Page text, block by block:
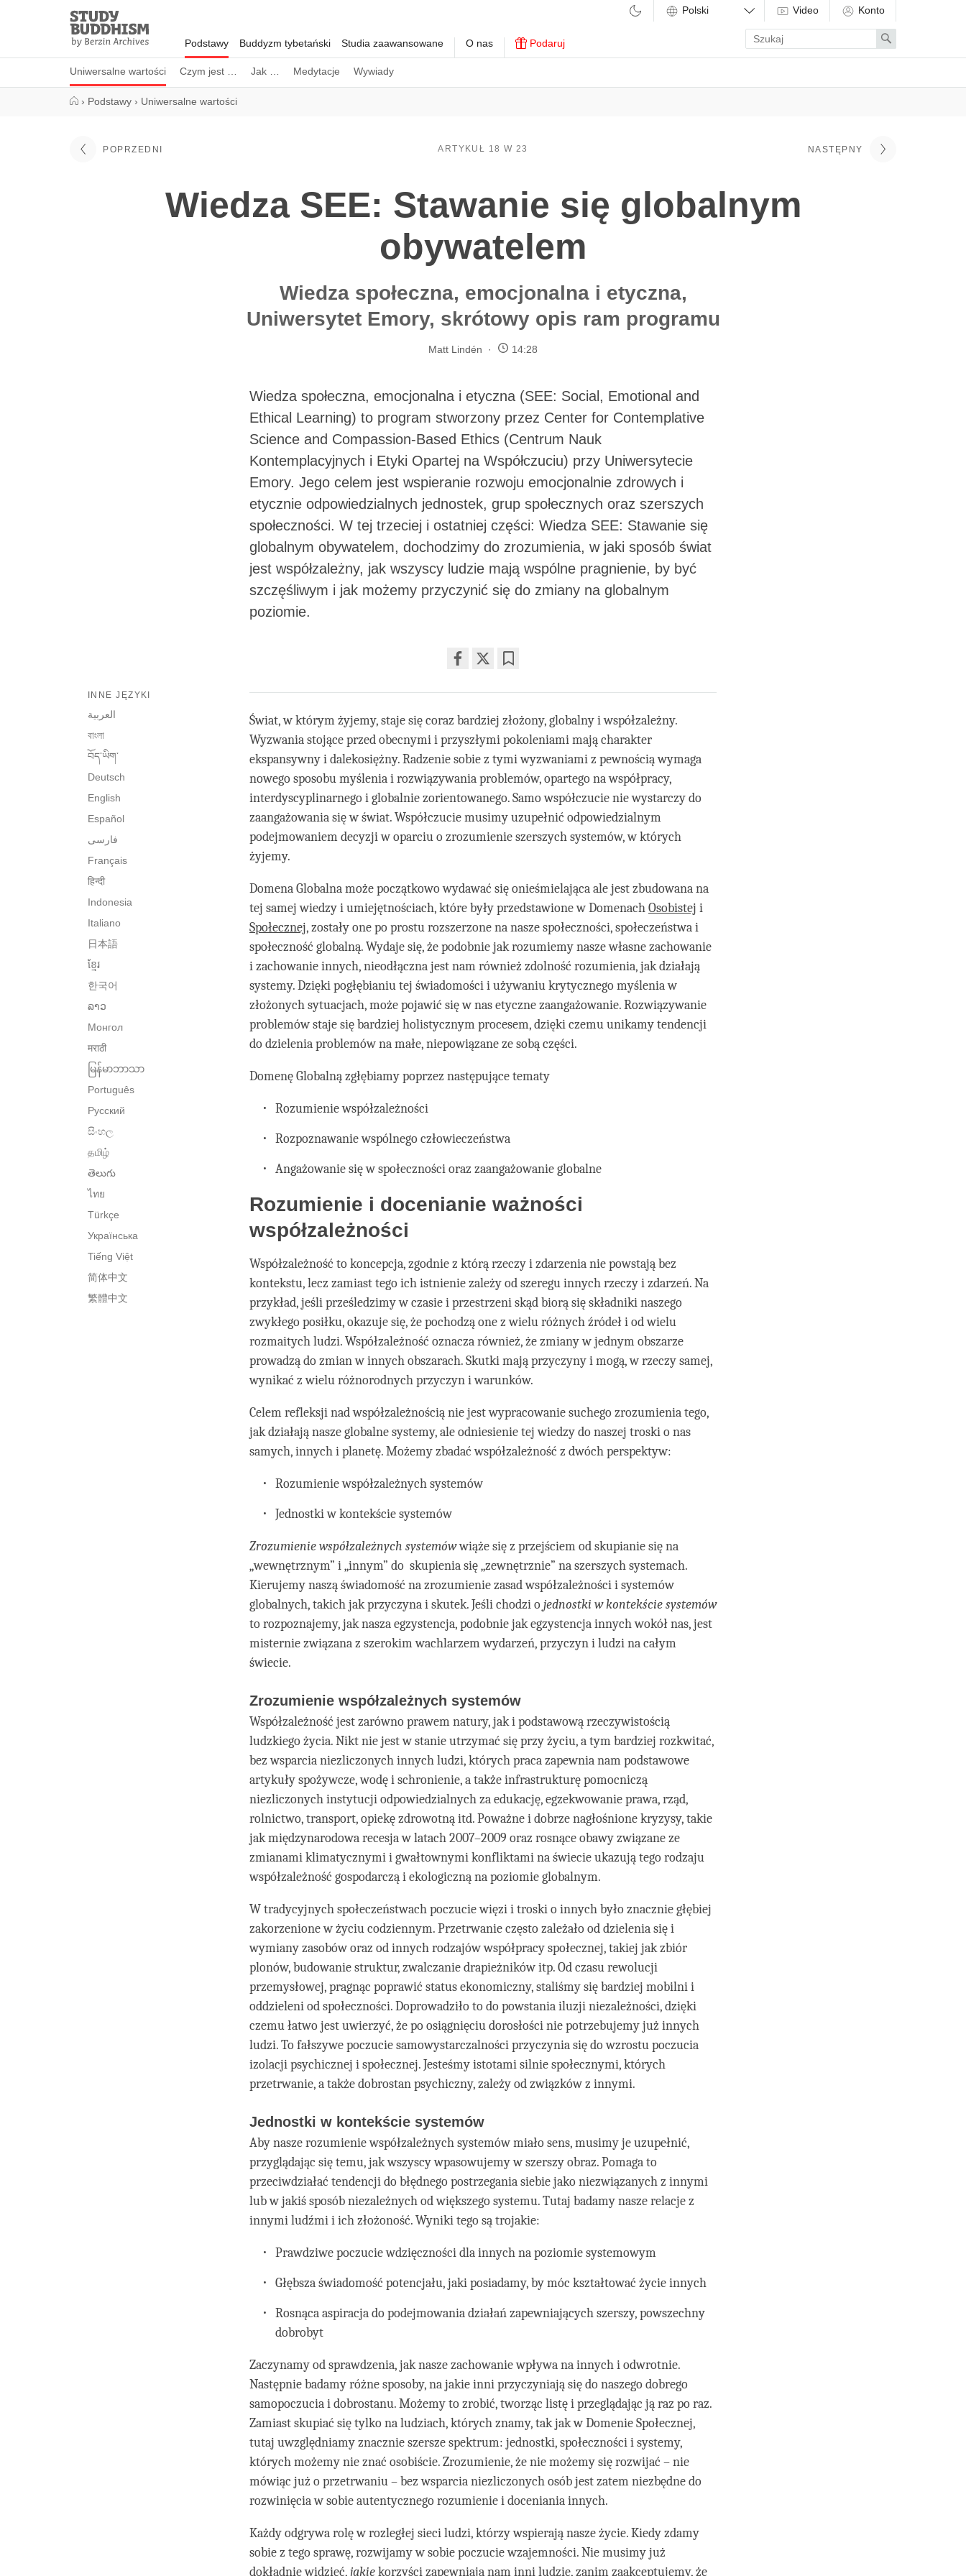
Study
Buddhism
Home
Podstawy
Uniwersalne wartości Czym jest … Jak … Medytacje Wywiady
Buddyzm tybetański Studia zaawansowane O nas Podaruj
Video Konto
Enter
search
term
Search
› Podstawy › Uniwersalne wartości
POPRZEDNI ARTYKUŁ 18 W 23 NASTĘPNY
Wiedza SEE: Stawanie się globalnym
obywatelem
Wiedza społeczna, emocjonalna i etyczna,
Uniwersytet Emory, skrótowy opis ram programu
Matt Lindén 14:28
Wiedza społeczna, emocjonalna i etyczna (SEE: Social, Emotional and
Ethical Learning) to program stworzony przez Center for Contemplative
Science and Compassion-Based Ethics (Centrum Nauk
Kontemplacyjnych i Etyki Opartej na Współczuciu) przy Uniwersytecie
Emory. Jego celem jest wspieranie rozwoju emocjonalnie zdrowych i
etycznie odpowiedzialnych jednostek, grup społecznych oraz szerszych
społeczności. W tej trzeciej i ostatniej części: Wiedza SEE: Stawanie się
globalnym obywatelem, dochodzimy do zrozumienia, w jaki sposób świat
jest współzależny, jak wszyscy ludzie mają wspólne pragnienie, by być
szczęśliwym i jak możemy przyczynić się do zmiany na globalnym
poziomie.
on
facebook
INNE JĘZYKI
العربية
বাংলা
བོད་ཡིག་
Deutsch
English
Español
فارسی
Français
हिन्दी
Indonesia
Italiano
日本語
ខ្មែរ
한국어
ລາວ
Монгол
मराठी
မြန်မာဘာသာ
Português
Русский
සිංහල
தமிழ்
తెలుగు
ไทย
Türkçe
Українська
Tiếng Việt
简体中文
繁體中文
Świat, w którym żyjemy, staje się coraz bardziej złożony, globalny i współzależny.
Wyzwania stojące przed obecnymi i przyszłymi pokoleniami mają charakter
ekspansywny i dalekosiężny. Radzenie sobie z tymi wyzwaniami z pewnością wymaga
nowego sposobu myślenia i rozwiązywania problemów, opartego na współpracy,
interdyscyplinarnego i globalnie zorientowanego. Samo współczucie nie wystarczy do
zaangażowania się w świat. Współczucie musimy uzupełnić odpowiedzialnym
podejmowaniem decyzji w oparciu o zrozumienie szerszych systemów, w których
żyjemy.
Domena Globalna może początkowo wydawać się onieśmielająca ale jest zbudowana na
tej samej wiedzy i umiejętnościach, które były przedstawione w DomenachOsobistej i
Społecznej, zostały one po prostu rozszerzone na nasze społeczności, społeczeństwa i
społeczność globalną. Wydaje się, że podobnie jak rozumiemy nasze własne zachowanie
i zachowanie innych, nieodłączna jest nam również zdolność rozumienia, jak działają
systemy. Dzięki pogłębianiu tej świadomości i używaniu krytycznego myślenia w
złożonych sytuacjach, może pojawić się w nas etyczne zaangażowanie. Rozwiązywanie
problemów staje się bardziej holistycznym procesem, dzięki czemu unikamy tendencji
do dzielenia problemów na małe, niepowiązane ze sobą części.
Domenę Globalną zgłębiamy poprzez następujące tematy
Rozumienie współzależności
Rozpoznawanie wspólnego człowieczeństwa
Angażowanie się w społeczności oraz zaangażowanie globalne
Rozumienie i docenianie ważności
współzależności
Współzależność to koncepcja, zgodnie z którą rzeczy i zdarzenia nie powstają bez
kontekstu, lecz zamiast tego ich istnienie zależy od szeregu innych rzeczy i zdarzeń. Na
przykład, jeśli prześledzimy w czasie i przestrzeni skąd biorą się składniki naszego
zwykłego posiłku, okazuje się, że pochodzą one z wielu różnych źródeł i od wielu
rozmaitych ludzi. Współzależność oznacza również, że zmiany w jednym obszarze
prowadzą do zmian w innych obszarach. Skutki mają przyczyny i mogą, w rzeczy samej,
wynikać z wielu różnorodnych przyczyn i warunków.
Celem refleksji nad współzależnością nie jest wypracowanie suchego zrozumienia tego,
jak działają nasze globalne systemy, ale odniesienie tej wiedzy do naszej troski o nas
samych, innych i planetę. Możemy zbadać współzależność z dwóch perspektyw:
Rozumienie współzależnych systemów
Jednostki w kontekście systemów
Zrozumienie współzależnych systemówwiąże się z przejściem od skupianie się na
„wewnętrznym” i „innym” do skupienia się „zewnętrznie” na szerszych systemach.
Kierujemy naszą świadomość na zrozumienie zasad współzależności i systemów
globalnych, takich jak przyczyna i skutek. Jeśli chodzi ojednostki w kontekście systemów
to rozpoznajemy, jak nasza egzystencja, podobnie jak egzystencja innych wokół nas, jest
misternie związana z szerokim wachlarzem wydarzeń, przyczyn i ludzi na całym
świecie.
Zrozumienie współzależnych systemów
Współzależność jest zarówno prawem natury, jak i podstawową rzeczywistością
ludzkiego życia. Nikt nie jest w stanie utrzymać się przy życiu, a tym bardziej rozkwitać,
bez wsparcia niezliczonych innych ludzi, których praca zapewnia nam podstawowe
artykuły spożywcze, wodę i schronienie, a także infrastrukturę pomocniczą
niezliczonych instytucji odpowiedzialnych za edukację, egzekwowanie prawa, rząd,
rolnictwo, transport, opiekę zdrowotną itd. Poważne i dobrze nagłośnione kryzysy, takie
jak międzynarodowa recesja w latach 2007–2009 oraz rosnące obawy związane ze
zmianami klimatycznymi i gwałtownymi konfliktami na świecie ukazują tego rodzaju
współzależność gospodarczą i ekologiczną na poziomie globalnym.
W tradycyjnych społeczeństwach poczucie więzi i troski o innych było znacznie głębiej
zakorzenione w życiu codziennym. Przetrwanie często zależało od dzielenia się i
wymiany zasobów oraz od innych rodzajów współpracy społecznej, takiej jak zbiór
plonów, budowanie struktur, zwalczanie drapieżników itp. Od czasu rewolucji
przemysłowej, pragnąc poprawić status ekonomiczny, staliśmy się bardziej mobilni i
oddzieleni od społeczności. Doprowadziło to do powstania iluzji niezależności, dzięki
czemu łatwo jest uwierzyć, że po osiągnięciu dorosłości nie potrzebujemy już innych
ludzi. To fałszywe poczucie samowystarczalności przyczynia się do wzrostu poczucia
izolacji psychicznej i społecznej. Jesteśmy istotami silnie społecznymi, których
przetrwanie, a także dobrostan psychiczny, zależy od związków z innymi.
Jednostki w kontekście systemów
Aby nasze rozumienie współzależnych systemów miało sens, musimy je uzupełnić,
przyglądając się temu, jak wszyscy wpasowujemy w szerszy obraz. Pomaga to
przeciwdziałać tendencji do błędnego postrzegania siebie jako niezwiązanych z innymi
lub w jakiś sposób niezależnych od większego systemu. Tutaj badamy nasze relacje z
innymi ludźmi i ich złożoność. Wyniki tego są trojakie:
Prawdziwe poczucie wdzięczności dla innych na poziomie systemowym
Głębsza świadomość potencjału, jaki posiadamy, by móc kształtować życie innych
Rosnąca aspiracja do podejmowania działań zapewniających szerszy, powszechny
dobrobyt
Zaczynamy od sprawdzenia, jak nasze zachowanie wpływa na innych i odwrotnie.
Następnie badamy różne sposoby, na jakie inni przyczyniają się do naszego dobrego
samopoczucia i dobrostanu. Możemy to zrobić, tworząc listę i przeglądając ją raz po raz.
Zamiast skupiać się tylko na ludziach, których znamy, tak jak w Domenie Społecznej,
tutaj uwzględniamy znacznie szersze spektrum: jednostki, społeczności i systemy,
których możemy nie znać osobiście. Zrozumienie, że nie możemy się rozwijać – nie
mówiąc już o przetrwaniu – bez wsparcia niezliczonych osób jest zatem niezbędne do
rozwinięcia w sobie autentycznego rozumienie i doceniania innych.
Każdy odgrywa rolę w rozległej sieci ludzi, którzy wspierają nasze życie. Kiedy zdamy
sobie z tego sprawę, rozwijamy w sobie poczucie wzajemności. Nie musimy już
dokładnie widzieć,jakiekorzyści zapewniają nam inni ludzie, zanim zaakceptujemy, że